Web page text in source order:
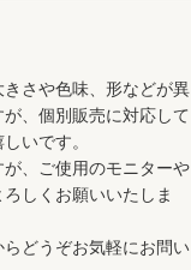
さや色味、形などが異
、個別販売に対応して
いです。
、ご使用のモニターや
しくお願いいたしま
らどうぞお気軽にお問い